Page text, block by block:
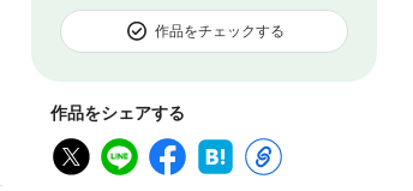
作品をチェックする
作品をシェアする